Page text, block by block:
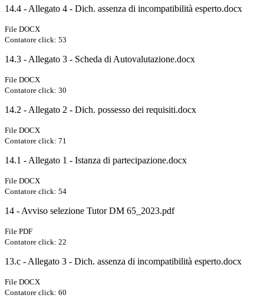
14.4 - Allegato 4 - Dich. assenza di incompatibilità esperto.docx
File DOCX
Contatore click: 53
14.3 - Allegato 3 - Scheda di Autovalutazione.docx
File DOCX
Contatore click: 30
14.2 - Allegato 2 - Dich. possesso dei requisiti.docx
File DOCX
Contatore click: 71
14.1 - Allegato 1 - Istanza di partecipazione.docx
File DOCX
Contatore click: 54
14 - Avviso selezione Tutor DM 65_2023.pdf
File PDF
Contatore click: 22
13.c - Allegato 3 - Dich. assenza di incompatibilità esperto.docx
File DOCX
Contatore click: 60